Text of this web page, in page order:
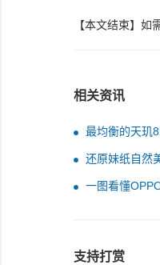
【本文结束】如
相关资讯
最均衡的天玑
王者
还原妹纸自然
Reno史上最薄
一图看懂
支持打赏